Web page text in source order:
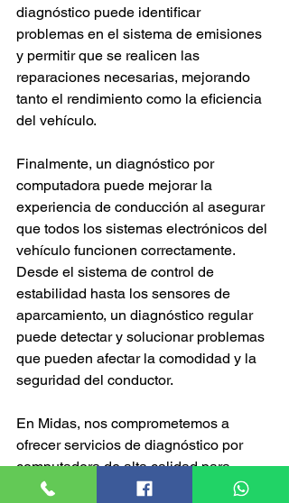
diagnóstico puede identificar
problemas en el sistema de emisiones
y permitir que se realicen las
reparaciones necesarias, mejorando
tanto el rendimiento como la eficiencia
del vehículo.
Finalmente, un diagnóstico por
computadora puede mejorar la
experiencia de conducción al asegurar
que todos los sistemas electrónicos del
vehículo funcionen correctamente.
Desde el sistema de control de
estabilidad hasta los sensores de
aparcamiento, un diagnóstico regular
puede detectar y solucionar problemas
que pueden afectar la comodidad y la
seguridad del conductor.
En Midas, nos comprometemos a
ofrecer servicios de diagnóstico por
computadora de alta calidad para
asegurar que tu vehículo funcione de